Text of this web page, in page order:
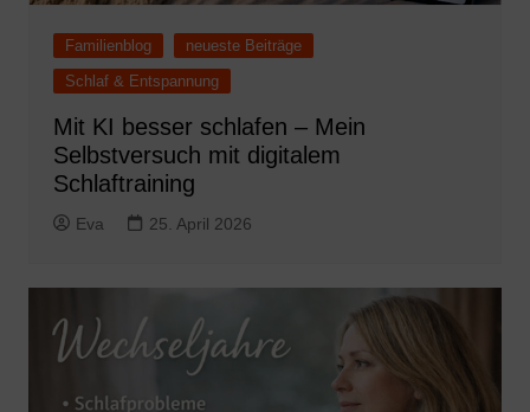
Familienblog
neueste Beiträge
Schlaf & Entspannung
Mit KI besser schlafen – Mein
Selbstversuch mit digitalem
Schlaftraining
Eva 25. April 2026